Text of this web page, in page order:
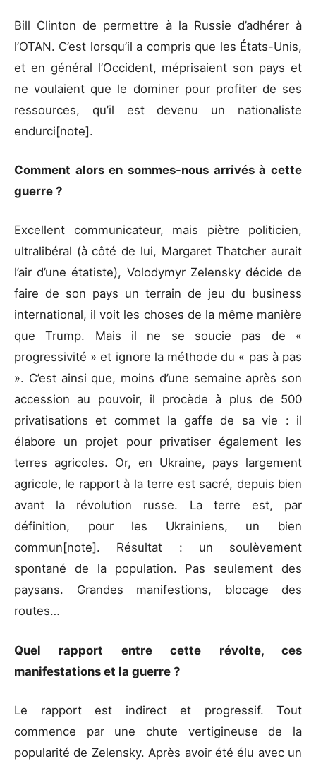
Bill Clinton de permettre à la Russie d’adhérer à
l’OTAN. C’est lorsqu’il a compris que les États-Unis,
et en général l’Occident, méprisaient son pays et
ne voulaient que le dominer pour profiter de ses
ressources, qu’il est devenu un nationaliste
endurci[note].
Comment alors en sommes-nous arrivés à cette
guerre ?
Excellent communicateur, mais piètre politicien,
ultralibéral (à côté de lui, Margaret Thatcher aurait
l’air d’une étatiste), Volodymyr Zelensky décide de
faire de son pays un terrain de jeu du business
international, il voit les choses de la même manière
que Trump. Mais il ne se soucie pas de «
progressivité » et ignore la méthode du « pas à pas
». C’est ainsi que, moins d’une semaine après son
accession au pouvoir, il procède à plus de 500
privatisations et commet la gaffe de sa vie : il
élabore un projet pour privatiser également les
terres agricoles. Or, en Ukraine, pays largement
agricole, le rapport à la terre est sacré, depuis bien
avant la révolution russe. La terre est, par
définition, pour les Ukrainiens, un bien
commun[note]. Résultat : un soulèvement
spontané de la population. Pas seulement des
paysans. Grandes manifestions, blocage des
routes…
Quel rapport entre cette révolte, ces
manifestations et la guerre ?
Le rapport est indirect et progressif. Tout
commence par une chute vertigineuse de la
popularité de Zelensky. Après avoir été élu avec un